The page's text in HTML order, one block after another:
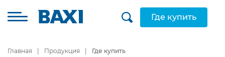
Где купить
Главная Продукция Где купить